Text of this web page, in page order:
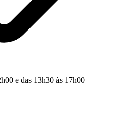
e das 13h30 às 17h00